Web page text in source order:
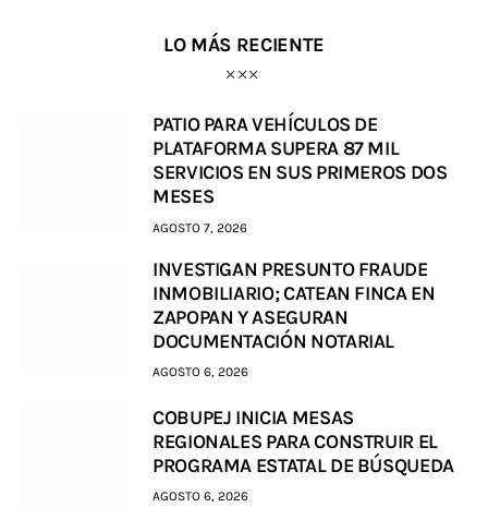
LO MÁS RECIENTE
PATIO PARA VEHÍCULOS DE
PLATAFORMA SUPERA 87 MIL
SERVICIOS EN SUS PRIMEROS DOS
MESES
AGOSTO 7, 2026
INVESTIGAN PRESUNTO FRAUDE
INMOBILIARIO; CATEAN FINCA EN
ZAPOPAN Y ASEGURAN
DOCUMENTACIÓN NOTARIAL
AGOSTO 6, 2026
COBUPEJ INICIA MESAS
REGIONALES PARA CONSTRUIR EL
PROGRAMA ESTATAL DE BÚSQUEDA
AGOSTO 6, 2026